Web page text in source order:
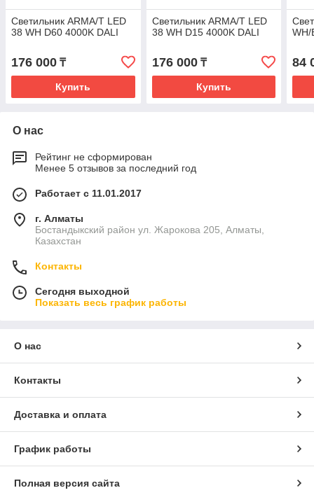
Светильник ARMA/T LED
38 WH D60 4000K DALI
176 000 ₸
Купить
Светильник ARMA/T LED
38 WH D15 4000K DALI
176 000₸
Купить
WH/
84
О нас
Рейтинг не сформирован
Менее 5 отзывов за последний год
Работает с 11.01.2017
г. Алматы
Бостандыкский район ул. Жарокова 205, Алматы,
Казахстан
Контакты
Сегодня выходной
Показать весь график работы
О нас
Контакты
Доставка и оплата
График работы
Полная версия сайта